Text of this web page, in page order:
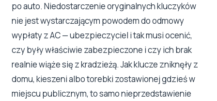
po auto. Niedostarczenie oryginalnych kluczyków
nie jest wystarczającym powodem do odmowy
wypłaty z AC — ubezpieczyciel i tak musi ocenić,
czy były właściwie zabezpieczone i czy ich brak
realnie wiąże się z kradzieżą. Jak klucze zniknęły z
domu, kieszeni albo torebki zostawionej gdzieś w
miejscu publicznym, to samo nieprzedstawienie